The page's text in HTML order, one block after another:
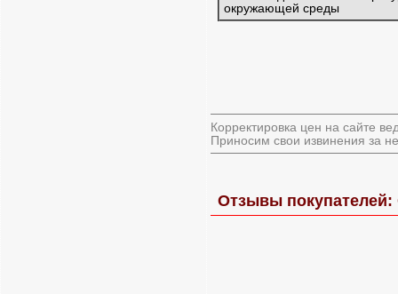
окружающей среды
Корректировка цен на сайте
Приносим свои извинения за
Отзывы покупателей: